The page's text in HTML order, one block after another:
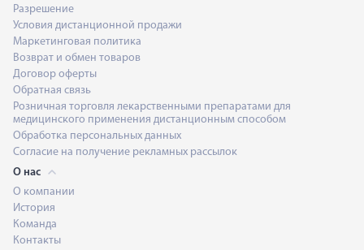
Разрешение
Условия дистанционной продажи
Маркетинговая политика
Возврат и обмен товаров
Договор оферты
Обратная связь
Розничная торговля лекарственными препаратами для
медицинского применения дистанционным способом
Обработка персональных данных
Согласие на получение рекламных рассылок
О нас
О компании
История
Команда
Контакты